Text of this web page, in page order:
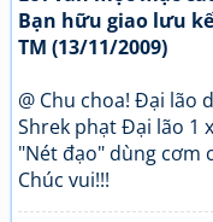
Bạn hữu giao lưu
TM (13/11/2009)
@ Chu choa! Đại lão
Shrek phạt Đại lão 1
"Nét đạo" dùng cơm
Chúc vui!!!